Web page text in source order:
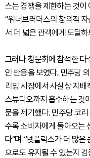
스는 경쟁을 제한하는 것이
“워너브러더스의 창의적
서 더 넓은 관객에게 도달
그러나 청문회에 참석한 다
인 반응을 보였다. 민주당
리밍 시장에서 사실상 지
스튜디오까지 흡수하는 것
문을 제기했다. 민주당 코
수록 소비자에게 돌아오는
다”며 “넷플릭스가 더 많
으로도 유지될 수 있는지